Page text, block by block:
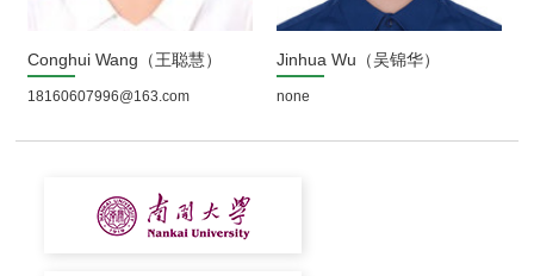
Conghui Wang（王聪慧）
18160607996@163.com
Jinhua Wu（吴锦华）
none